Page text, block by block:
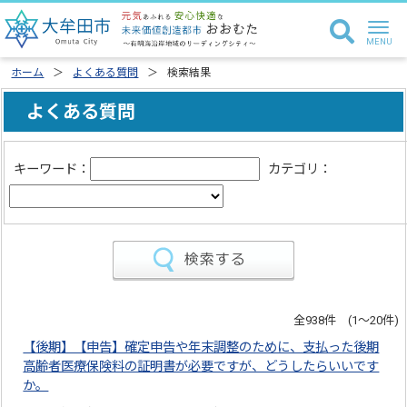
ホーム よくある質問 検索結果
よくある質問
キーワード： カテゴリ：
全938件 (1～20件)
【後期】【申告】確定申告や年末調整のために、支払った後期
高齢者医療保険料の証明書が必要ですが、どうしたらいいです
か。